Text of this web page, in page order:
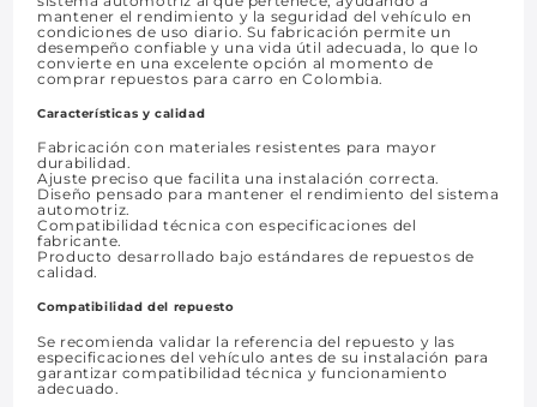
mantener el rendimiento y la seguridad del vehículo en
condiciones de uso diario. Su fabricación permite un
desempeño confiable y una vida útil adecuada, lo que lo
convierte en una excelente opción al momento de
comprar repuestos para carro en Colombia.
Características y calidad
Fabricación con materiales resistentes para mayor
durabilidad.
Ajuste preciso que facilita una instalación correcta.
Diseño pensado para mantener el rendimiento del sistema
automotriz.
Compatibilidad técnica con especificaciones del
fabricante.
Producto desarrollado bajo estándares de repuestos de
calidad.
Compatibilidad del repuesto
Se recomienda validar la referencia del repuesto y las
especificaciones del vehículo antes de su instalación para
garantizar compatibilidad técnica y funcionamiento
adecuado.